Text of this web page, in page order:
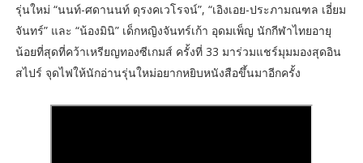
รุ่นใหม่ “นนท์-ศดานนท์ ดุรงคเวโรจน์”, “เอิงเอย-ประภามณฑล เอี่ยม
จันทร์” และ “น้องมินิ” เด็กหญิงจันทร์เก้า อุดมเพ็ญ นักกีฬาไทยอายุ
น้อยที่สุดที่คว้าเหรียญทองซีเกมส์ ครั้งที่ 33 มาร่วมแชร์มุมมองสุดอิน
สไปร์ จุดไฟให้นักอ่านรุ่นใหม่อยากหยิบหนังสือขึ้นมาอีกครั้ง